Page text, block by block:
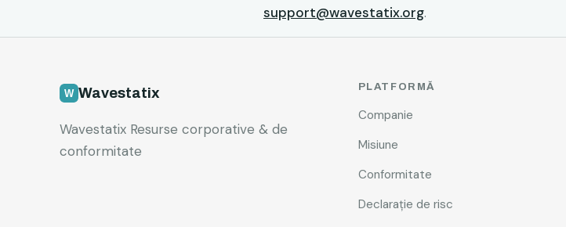
support@wavestatix.org.
Wavestatix
Wavestatix Resurse corporative & de
conformitate
PLATFORMĂ
Companie
Misiune
Conformitate
Declarație de risc